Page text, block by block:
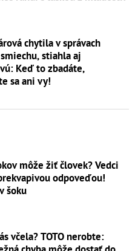
chytila v správach
stiahla aj
Keď to zbadáte,
sa ani vy!
môže žiť človek? Vedci
odpoveďou!
šoku
včela? TOTO nerobte: